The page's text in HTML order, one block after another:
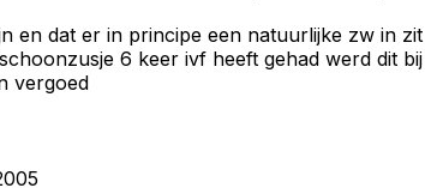
en dat er in principe een natuurlijke zw in
6 keer ivf heeft gehad werd dit
vergoed